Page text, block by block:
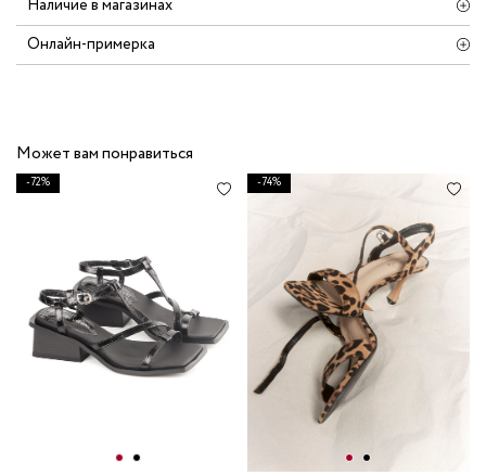
Наличие в магазинах
Онлайн-примерка
Может вам понравиться
-72% -74%